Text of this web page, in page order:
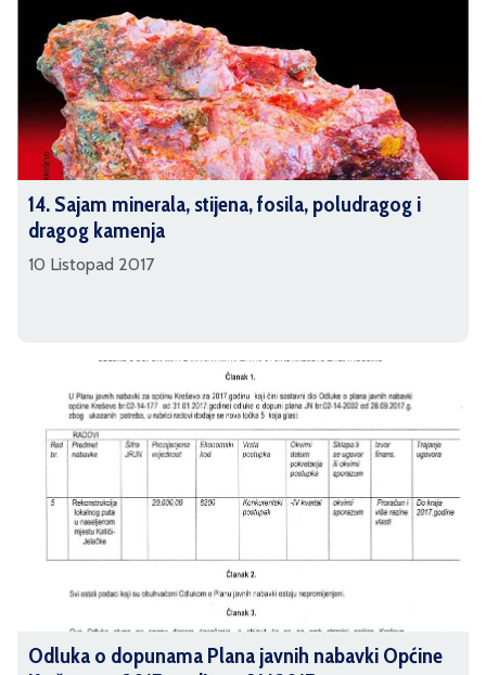
14. Sajam minerala, stijena, fosila, poludragog i
dragog kamenja
10 Listopad 2017
Odluka o dopunama Plana javnih nabavki Općine